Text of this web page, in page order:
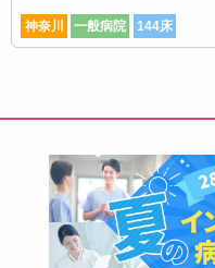
神奈川 一般病院 144床